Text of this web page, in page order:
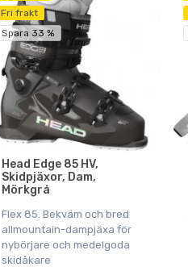
Fri frakt
Spara 33 %
Head Edge 85 HV,
Skidpjäxor, Dam,
Mörkgrå
Flex 85. Bekväm och bred
allmountain-dampjäxa för
nybörjare och medelgoda
skidåkare